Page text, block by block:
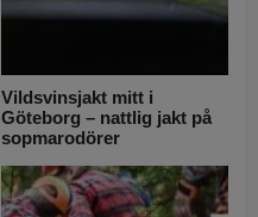
Vildsvinsjakt mitt i
Göteborg – nattlig jakt på
sopmarodörer